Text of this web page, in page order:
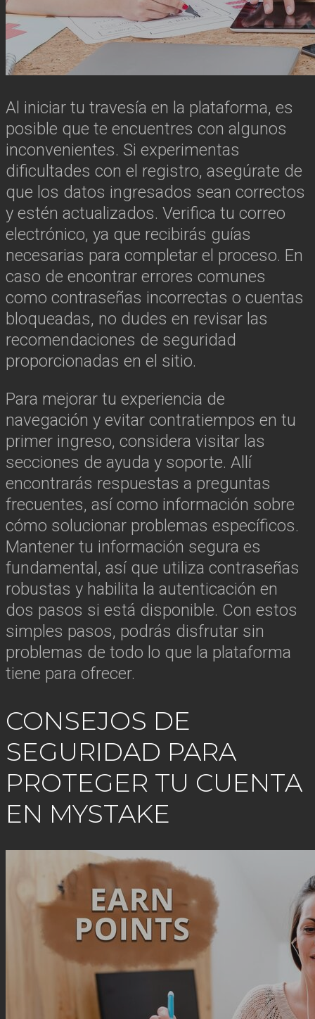
Al iniciar tu travesía en la plataforma, es
posible que te encuentres con algunos
inconvenientes. Si experimentas
dificultades con el registro, asegúrate de
que los datos ingresados sean correctos
y estén actualizados. Verifica tu correo
electrónico, ya que recibirás guías
necesarias para completar el proceso. En
caso de encontrar errores comunes
como contraseñas incorrectas o cuentas
bloqueadas, no dudes en revisar las
recomendaciones de seguridad
proporcionadas en el sitio.
Para mejorar tu experiencia de
navegación y evitar contratiempos en tu
primer ingreso, considera visitar las
secciones de ayuda y soporte. Allí
encontrarás respuestas a preguntas
frecuentes, así como información sobre
cómo solucionar problemas específicos.
Mantener tu información segura es
fundamental, así que utiliza contraseñas
robustas y habilita la autenticación en
dos pasos si está disponible. Con estos
simples pasos, podrás disfrutar sin
problemas de todo lo que la plataforma
tiene para ofrecer.
CONSEJOS DE
SEGURIDAD PARA
PROTEGER TU CUENTA
EN MYSTAKE